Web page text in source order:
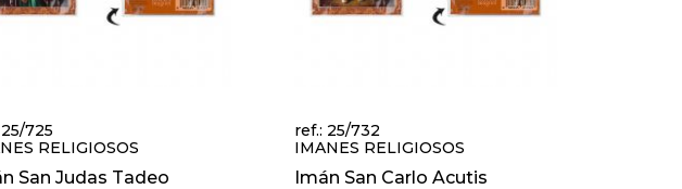
725
RELIGIOSOS
San Judas Tadeo
ref.: 25/732
IMANES RELIGIOSOS
Imán San Carlo Acutis